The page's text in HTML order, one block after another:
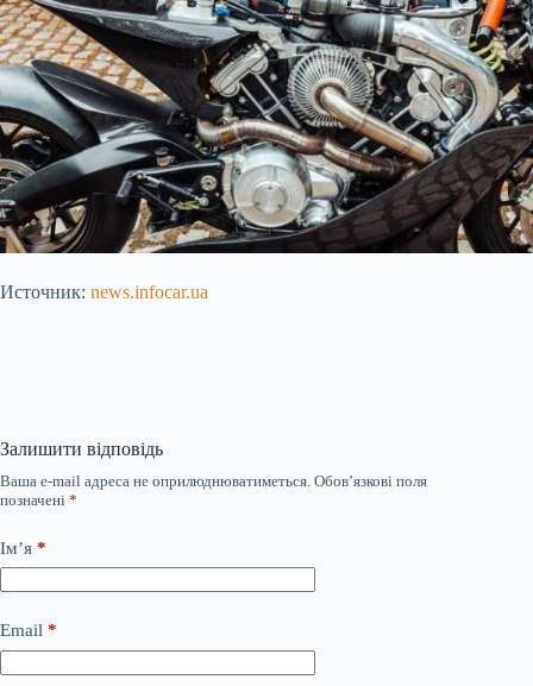
Источник: news.infocar.ua
Залишити відповідь
Ваша e-mail адреса не оприлюднюватиметься. Обов’язкові поля
позначені *
Ім’я *
Email *